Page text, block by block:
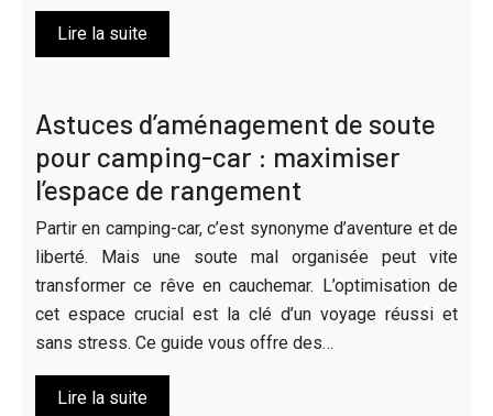
Lire la suite
Astuces d’aménagement de soute
pour camping-car : maximiser
l’espace de rangement
Partir en camping-car, c’est synonyme d’aventure et de
liberté. Mais une soute mal organisée peut vite
transformer ce rêve en cauchemar. L’optimisation de
cet espace crucial est la clé d’un voyage réussi et
sans stress. Ce guide vous offre des…
Lire la suite